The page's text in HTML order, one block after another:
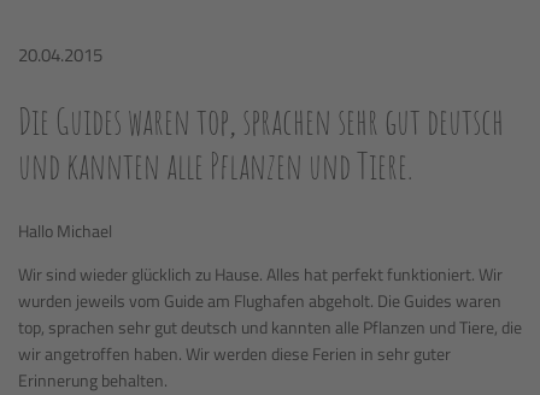
20.04.2015
Die Guides waren top, sprachen sehr gut deutsch
und kannten alle Pflanzen und Tiere.
Hallo Michael
Wir sind wieder glücklich zu Hause. Alles hat perfekt funktioniert. Wir
wurden jeweils vom Guide am Flughafen abgeholt. Die Guides waren
top, sprachen sehr gut deutsch und kannten alle Pflanzen und Tiere, die
wir angetroffen haben. Wir werden diese Ferien in sehr guter
Erinnerung behalten.